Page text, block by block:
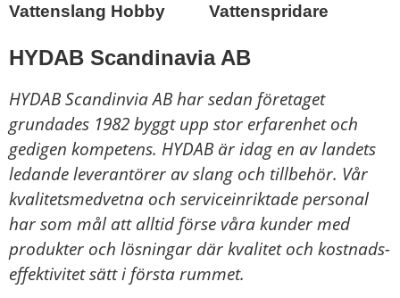
Vattenslang Hobby Vattenspridare
HYDAB Scandinavia AB
HYDAB Scandinvia AB har sedan företaget
grundades 1982 byggt upp stor erfarenhet och
gedigen kompetens. HYDAB är idag en av landets
ledande leverantörer av slang och tillbehör. Vår
kvalitetsmedvetna och serviceinriktade personal
har som mål att alltid förse våra kunder med
produkter och lösningar där kvalitet och kostnads-
effektivitet sätt i första rummet.